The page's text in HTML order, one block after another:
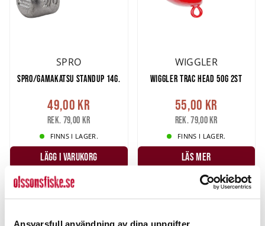
Ansvarsfull användning av dina uppgifter
SPRO
SPRO/GAMAKATSU STANDUP 14G.
49,00 kr
Rek. 79,00 kr
FINNS I LAGER.
LÄGG I VARUKORG
WIGGLER
WIGGLER TRAC HEAD 50G 2ST
55,00 kr
Rek. 79,00 kr
FINNS I LAGER.
LÄS MER